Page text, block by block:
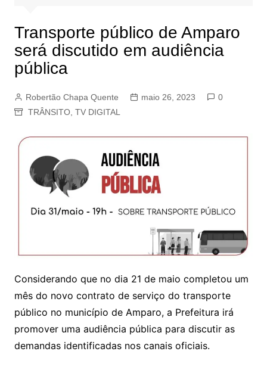
Transporte público de Amparo
será discutido em audiência
pública
Robertão Chapa Quente maio 26, 2023
0
TRÂNSITO, TV DIGITAL
Considerando que no dia 21 de maio completou um
mês do novo contrato de serviço do transporte
público no município de Amparo, a Prefeitura irá
promover uma audiência pública para discutir as
demandas identificadas nos canais oficiais.